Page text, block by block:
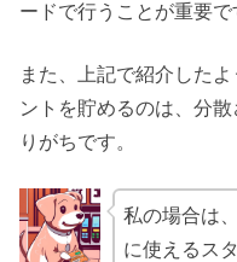
ードで行うことが重要で
また、上記で紹介した
ントを貯めるのは、分
りがちです。
私の場合は
に使えるス